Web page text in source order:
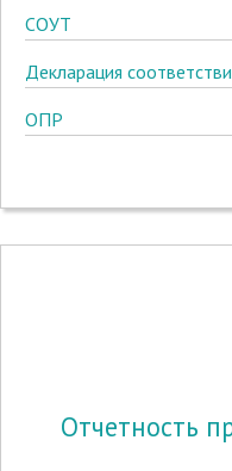
СОУТ
Декларация
ОПР
Отчетность